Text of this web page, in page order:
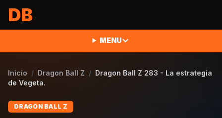
DB
MENU
Inicio / Dragon Ball Z / Dragon Ball Z 283 - La estrategia
de Vegeta.
DRAGON BALL Z